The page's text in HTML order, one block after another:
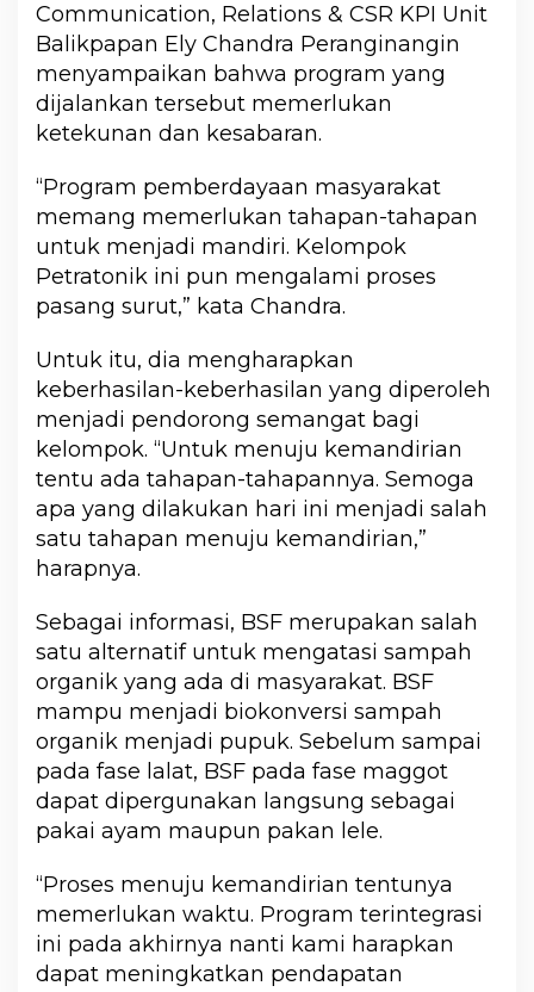
Communication, Relations & CSR KPI Unit
Balikpapan Ely Chandra Peranginangin
menyampaikan bahwa program yang
dijalankan tersebut memerlukan
ketekunan dan kesabaran.
“Program pemberdayaan masyarakat
memang memerlukan tahapan-tahapan
untuk menjadi mandiri. Kelompok
Petratonik ini pun mengalami proses
pasang surut,” kata Chandra.
Untuk itu, dia mengharapkan
keberhasilan-keberhasilan yang diperoleh
menjadi pendorong semangat bagi
kelompok. “Untuk menuju kemandirian
tentu ada tahapan-tahapannya. Semoga
apa yang dilakukan hari ini menjadi salah
satu tahapan menuju kemandirian,”
harapnya.
Sebagai informasi, BSF merupakan salah
satu alternatif untuk mengatasi sampah
organik yang ada di masyarakat. BSF
mampu menjadi biokonversi sampah
organik menjadi pupuk. Sebelum sampai
pada fase lalat, BSF pada fase maggot
dapat dipergunakan langsung sebagai
pakai ayam maupun pakan lele.
“Proses menuju kemandirian tentunya
memerlukan waktu. Program terintegrasi
ini pada akhirnya nanti kami harapkan
dapat meningkatkan pendapatan